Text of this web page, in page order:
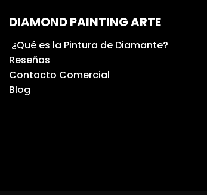
DIAMOND PAINTING ARTE
¿Qué es la Pintura de Diamante?
Reseñas
Contacto Comercial
Blog